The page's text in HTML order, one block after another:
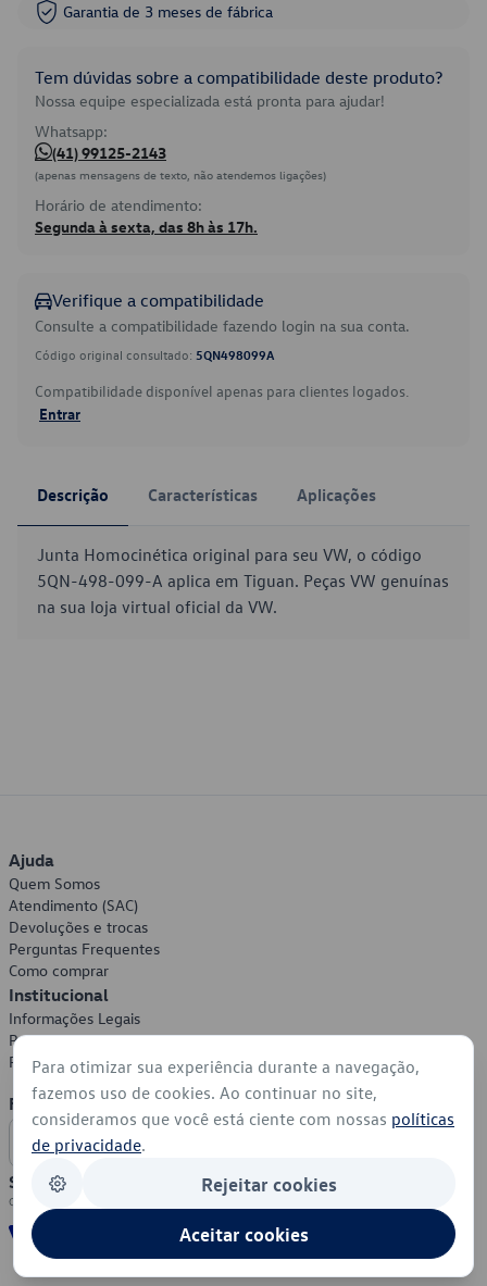
Garantia de 3 meses de fábrica
Tem dúvidas sobre a compatibilidade deste produto?
Nossa equipe especializada está pronta para ajudar!
Whatsapp:
(41) 99125-2143
(apenas mensagens de texto, não atendemos ligações)
Horário de atendimento:
Segunda à sexta, das 8h às 17h.
Verifique a compatibilidade
Consulte a compatibilidade fazendo login na sua conta.
Código original consultado: 5QN498099A
Compatibilidade disponível apenas para clientes logados.
Entrar
Descrição Características Aplicações
Junta Homocinética original para seu VW, o código
5QN-498-099-A aplica em Tiguan. Peças VW genuínas
na sua loja virtual oficial da VW.
Ajuda
Quem Somos
Atendimento (SAC)
Devoluções e trocas
Perguntas Frequentes
Como comprar
Institucional
Informações Legais
Política de Privacidade
Política de Cookies
Formas de Pagamento
Segurança
Para otimizar sua experiência durante a navegação,
fazemos uso de cookies. Ao continuar no site,
consideramos que você está ciente com nossas políticas
de privacidade.
Rejeitar cookies
Aceitar cookies